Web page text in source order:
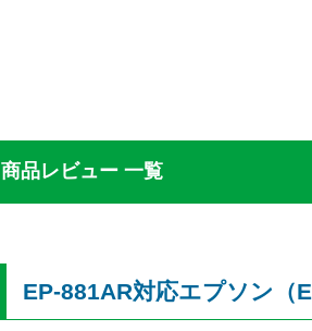
商品レビュー 一覧
EP-881AR対応エプソン（